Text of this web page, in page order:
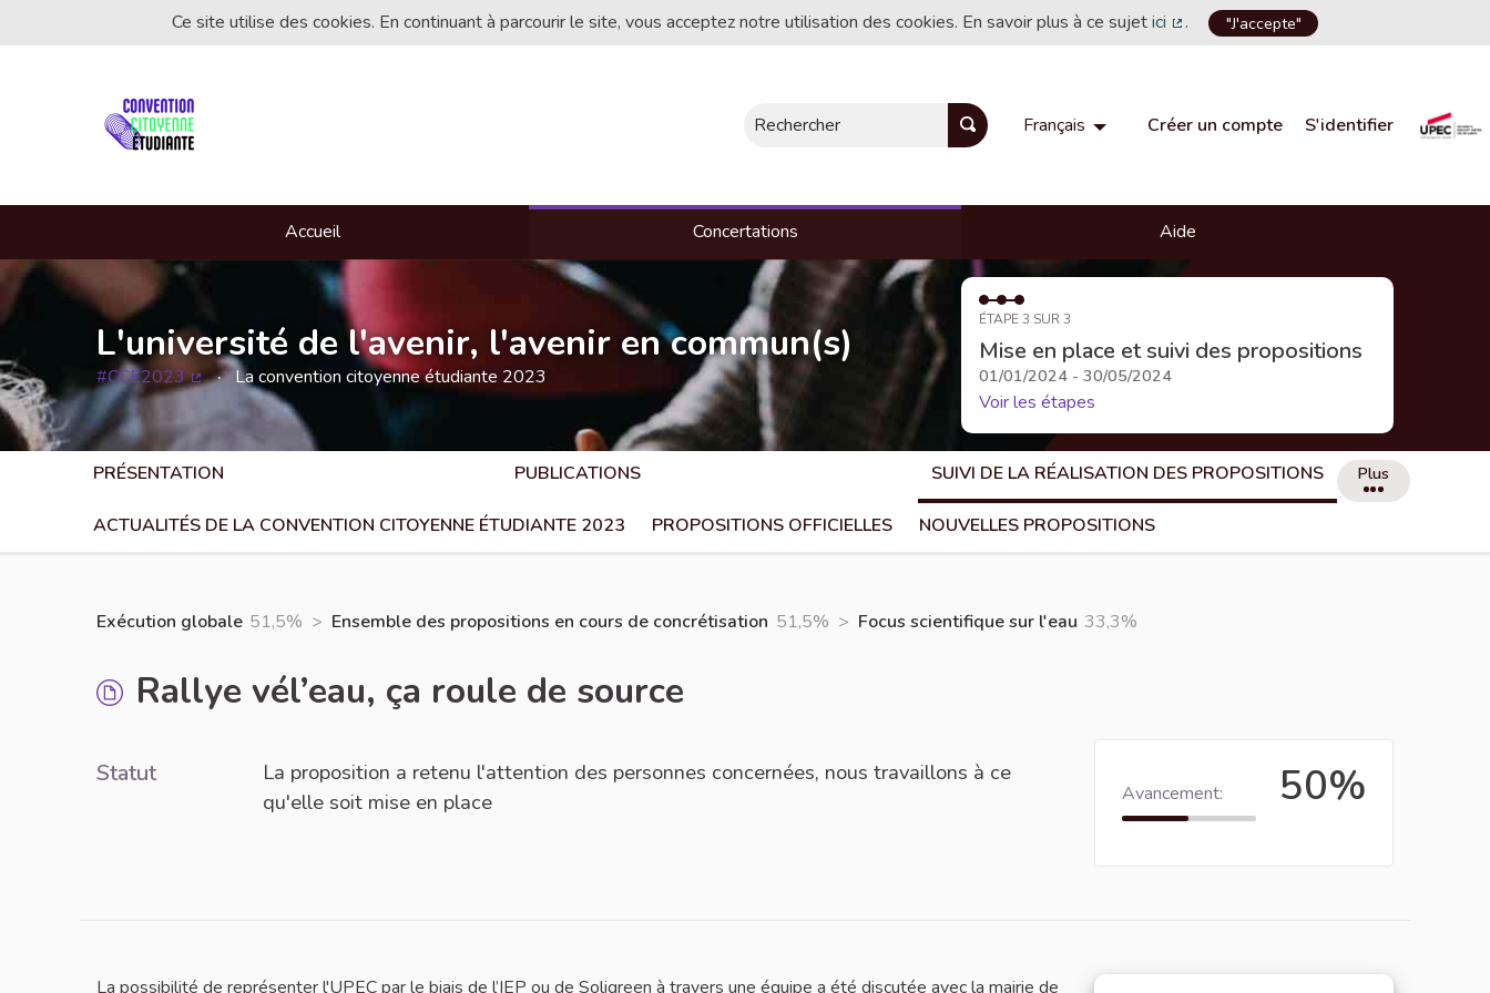
Ce site utilise des cookies. En continuant à parcourir le site, vous acceptez notre utilisation des cookies. En savoir plus à ce sujetici
(Lien externe)
. "J'accepte"
Rechercher Français Choisir la langueChoose language
Créer un compte S'identifier
Accueil Concertations Aide
L'université de l'avenir, l'avenir en commun(s)
#CCE2023
(Lien externe)
La convention citoyenne étudiante 2023
ÉTAPE 3 SUR 3
Mise en place et suivi des propositions
01/01/2024 - 30/05/2024
Voir les étapes
PRÉSENTATION PUBLICATIONS SUIVI DE LA RÉALISATION DES PROPOSITIONS
ACTUALITÉS DE LA CONVENTION CITOYENNE ÉTUDIANTE 2023 PROPOSITIONS OFFICIELLES NOUVELLES PROPOSITIONS
Exécution globale 51,5% > Ensemble des propositions en cours de concrétisation 51,5% > Focus scientifique sur l'eau 33,3%
Rallye vél’eau, ça roule de source
Avancement: 50%
Statut
La proposition a retenu l'attention des personnes concernées, nous travaillons à ce
qu'elle soit mise en place
La possibilité de représenter l'UPEC par le biais de l’IEP ou de Soligreen à travers une équipe a été discutée avec la mairie de